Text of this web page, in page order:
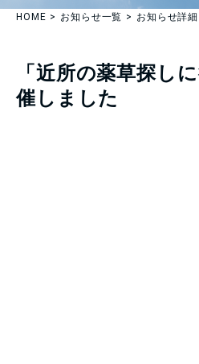
HOME お知らせ一覧 お知らせ詳細
「近所の薬草探し
催しました